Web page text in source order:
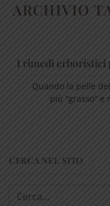
ARCHIVIO
I rimedi erboristici
Quando la pelle
più “grasso”
CERCA NEL SITO
Cerca: